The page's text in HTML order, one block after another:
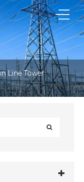
Line Tower